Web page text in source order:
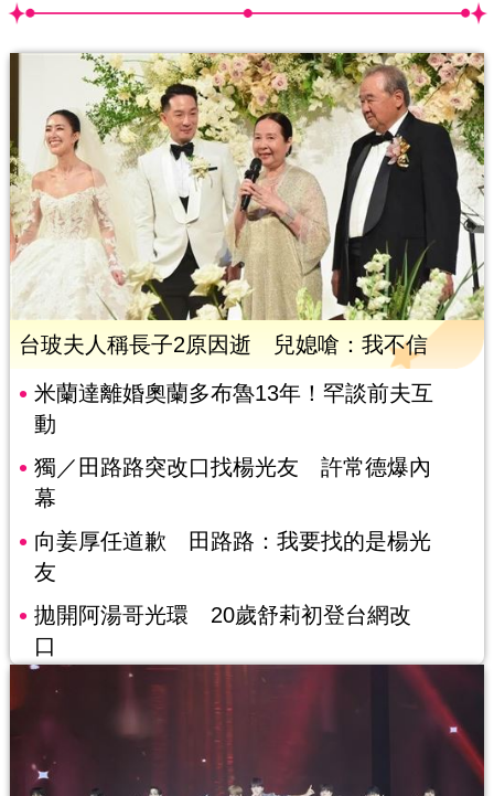
台玻夫人稱長子2原因逝 兒媳嗆：我不信
米蘭達離婚奧蘭多布魯13年！罕談前夫互
動
獨／田路路突改口找楊光友 許常德爆內
幕
向姜厚任道歉 田路路：我要找的是楊光
友
拋開阿湯哥光環 20歲舒莉初登台網改
口